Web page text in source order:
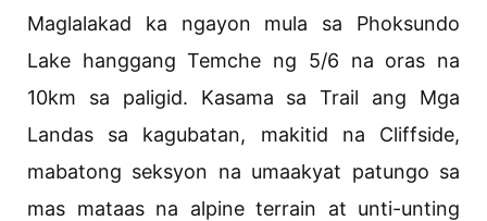
Maglalakad ka ngayon mula sa Phoksundo
Lake hanggang Temche ng 5/6 na oras na
10km sa paligid. Kasama sa Trail ang Mga
Landas sa kagubatan, makitid na Cliffside,
mabatong seksyon na umaakyat patungo sa
mas mataas na alpine terrain at unti-unting